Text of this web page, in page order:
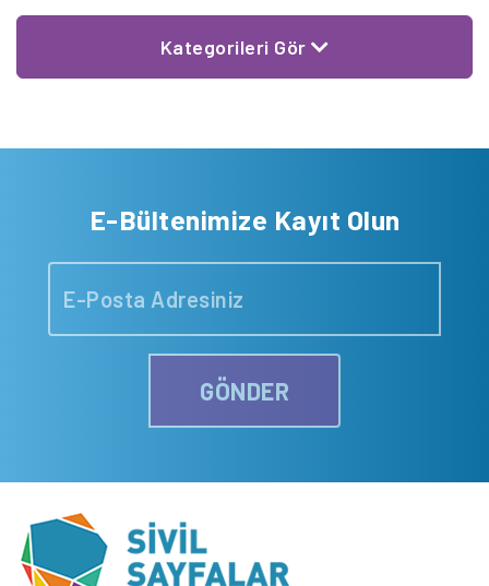
Kategorileri Gör
E-Bültenimize Kayıt Olun
GÖNDER